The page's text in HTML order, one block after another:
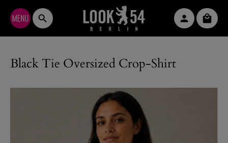
Zum Hauptinhalt springen
Black Tie Oversized Crop-Shirt